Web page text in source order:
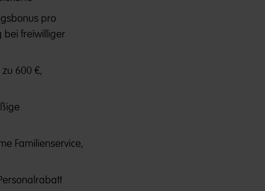
pro
bei freiwilliger
600 €,
Familienservice,